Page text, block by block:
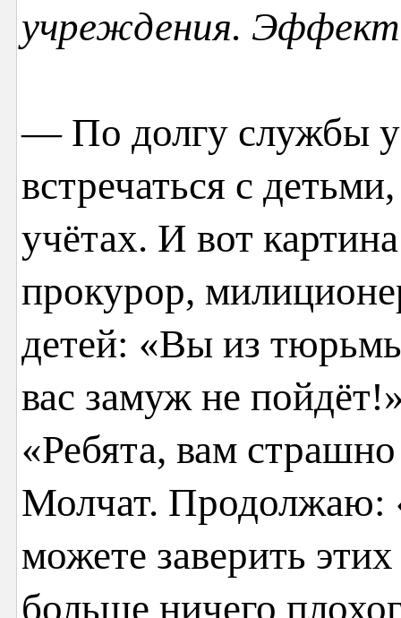
учреждения.
— По долгу службы
встречаться с
учётах. И вот
прокурор,
детей: «Вы из
вас замуж не
«Ребята, вам
Молчат. Продолжаю:
можете заверить
больше ничего